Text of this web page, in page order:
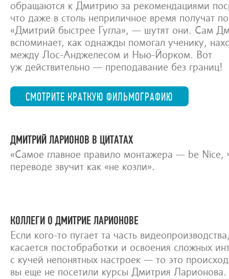
обращаются к Дмитрию за рекомендациями
что даже в столь неприличное время получат
«Дмитрий быстрее Гугла», — шутят они. Сам
вспоминает, как однажды помогал ученику,
между Лос-Анджелесом и Нью-Йорком. Вот
уж действительно — преподавание без границ!
СМОТРИТЕ КРАТКУЮ ФИЛЬМОГРАФИЮ
ДМИТРИЙ ЛАРИОНОВ В ЦИТАТАХ
«Самое главное правило монтажера — be Nice,
переводе звучит как «не козли».
КОЛЛЕГИ О ДМИТРИЕ ЛАРИОНОВЕ
Если кого-то пугает та часть
касается постобработки и освоения сложных
с кучей непонятных настроек — то это
вы еще не посетили курсы Дмитрия Ларионова.